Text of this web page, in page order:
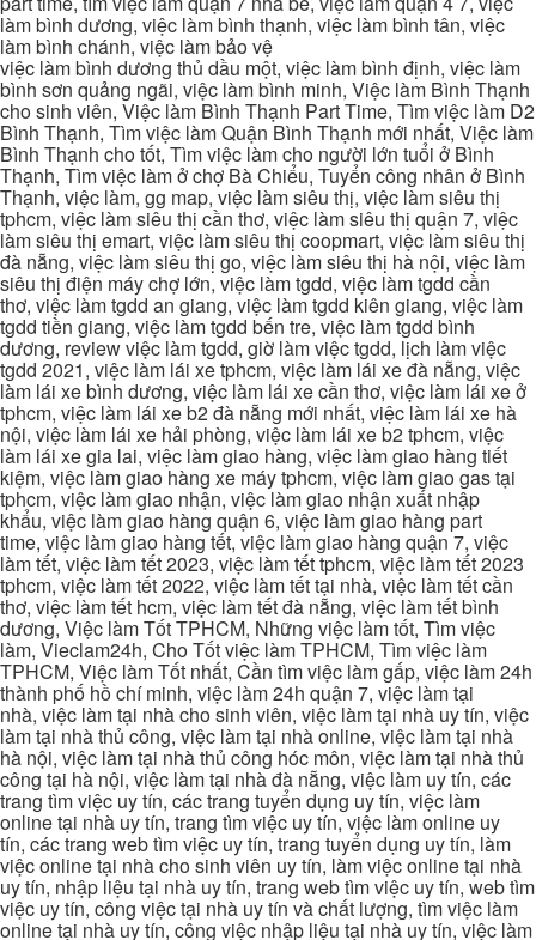
làm bình dương, việc làm bình thạnh, việc làm bình tân, việc
làm bình chánh, việc làm bảo vệ
việc làm bình dương thủ dầu một, việc làm bình định, việc làm
bình sơn quảng ngãi, việc làm bình minh, Việc làm Bình Thạnh
cho sinh viên, Việc làm Bình Thạnh Part Time, Tìm việc làm D2
Bình Thạnh, Tìm việc làm Quận Bình Thạnh mới nhất, Việc làm
Bình Thạnh cho tốt, Tìm việc làm cho người lớn tuổi ở Bình
Thạnh, Tìm việc làm ở chợ Bà Chiểu, Tuyển công nhân ở Bình
Thạnh, việc làm, gg map, việc làm siêu thị, việc làm siêu thị
tphcm, việc làm siêu thị cần thơ, việc làm siêu thị quận 7, việc
làm siêu thị emart, việc làm siêu thị coopmart, việc làm siêu thị
đà nẵng, việc làm siêu thị go, việc làm siêu thị hà nội, việc làm
siêu thị điện máy chợ lớn, việc làm tgdd, việc làm tgdd cần
thơ, việc làm tgdd an giang, việc làm tgdd kiên giang, việc làm
tgdd tiền giang, việc làm tgdd bến tre, việc làm tgdd bình
dương, review việc làm tgdd, giờ làm việc tgdd, lịch làm việc
tgdd 2021, việc làm lái xe tphcm, việc làm lái xe đà nẵng, việc
làm lái xe bình dương, việc làm lái xe cần thơ, việc làm lái xe ở
tphcm, việc làm lái xe b2 đà nẵng mới nhất, việc làm lái xe hà
nội, việc làm lái xe hải phòng, việc làm lái xe b2 tphcm, việc
làm lái xe gia lai, việc làm giao hàng, việc làm giao hàng tiết
kiệm, việc làm giao hàng xe máy tphcm, việc làm giao gas tại
tphcm, việc làm giao nhận, việc làm giao nhận xuất nhập
khẩu, việc làm giao hàng quận 6, việc làm giao hàng part
time, việc làm giao hàng tết, việc làm giao hàng quận 7, việc
làm tết, việc làm tết 2023, việc làm tết tphcm, việc làm tết 2023
tphcm, việc làm tết 2022, việc làm tết tại nhà, việc làm tết cần
thơ, việc làm tết hcm, việc làm tết đà nẵng, việc làm tết bình
dương, Việc làm Tốt TPHCM, Những việc làm tốt, Tìm việc
làm, Vieclam24h, Cho Tốt việc làm TPHCM, Tìm việc làm
TPHCM, Việc làm Tốt nhất, Cần tìm việc làm gấp, việc làm 24h
thành phố hồ chí minh, việc làm 24h quận 7, việc làm tại
nhà, việc làm tại nhà cho sinh viên, việc làm tại nhà uy tín, việc
làm tại nhà thủ công, việc làm tại nhà online, việc làm tại nhà
hà nội, việc làm tại nhà thủ công hóc môn, việc làm tại nhà thủ
công tại hà nội, việc làm tại nhà đà nẵng, việc làm uy tín, các
trang tìm việc uy tín, các trang tuyển dụng uy tín, việc làm
online tại nhà uy tín, trang tìm việc uy tín, việc làm online uy
tín, các trang web tìm việc uy tín, trang tuyển dụng uy tín, làm
việc online tại nhà cho sinh viên uy tín, làm việc online tại nhà
uy tín, nhập liệu tại nhà uy tín, trang web tìm việc uy tín, web tìm
việc uy tín, công việc tại nhà uy tín và chất lượng, tìm việc làm
online tại nhà uy tín, công việc nhập liệu tại nhà uy tín, việc làm